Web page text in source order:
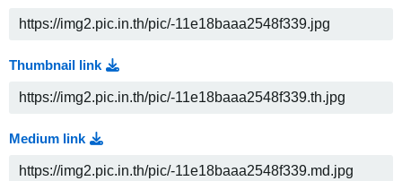
Thumbnail link
Medium link